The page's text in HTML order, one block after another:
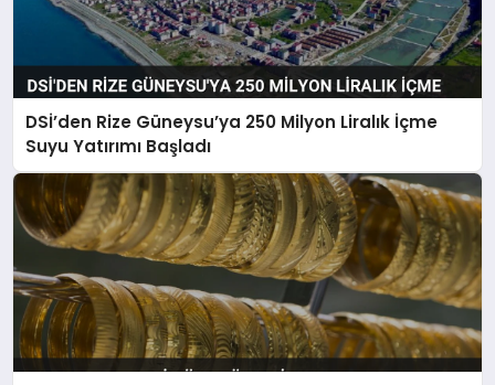
DSİ’den Rize Güneysu’ya 250 Milyon Liralık İçme
Suyu Yatırımı Başladı